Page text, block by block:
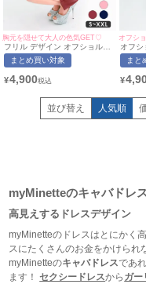
胸元を隠せて大人の色気GET♡
フリル デザイン オフショルダ
ー タイト ドレス ボルドー(ち
ぴたん着用/S~XXLサイズ対応)
まとめ買い対象
¥4,900
オフシ
ドレス
イズ対
まと
¥
並び替え 人気順
myMinetteのキャバドレ
高見えするドレスデザイン
myMinetteのドレスはとにかく
スにたくさんのお金をかけられ
myMinetteのキャバドレスであ
ます！セクシードレスから ガー